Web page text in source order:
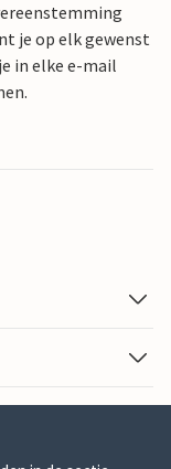
je op elk gewenst
in elke e-mail